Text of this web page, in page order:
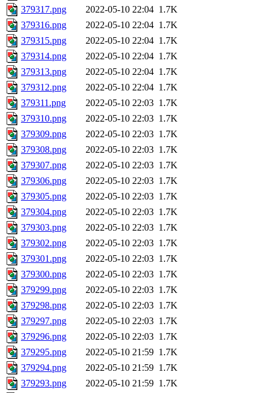
379317.png
2022-05-10 22:04 1.7K
379316.png
2022-05-10 22:04 1.7K
379315.png
2022-05-10 22:04 1.7K
379314.png
2022-05-10 22:04 1.7K
379313.png
2022-05-10 22:04 1.7K
379312.png
2022-05-10 22:04 1.7K
379311.png
2022-05-10 22:03 1.7K
379310.png
2022-05-10 22:03 1.7K
379309.png
2022-05-10 22:03 1.7K
379308.png
2022-05-10 22:03 1.7K
379307.png
2022-05-10 22:03 1.7K
379306.png
2022-05-10 22:03 1.7K
379305.png
2022-05-10 22:03 1.7K
379304.png
2022-05-10 22:03 1.7K
379303.png
2022-05-10 22:03 1.7K
379302.png
2022-05-10 22:03 1.7K
379301.png
2022-05-10 22:03 1.7K
379300.png
2022-05-10 22:03 1.7K
379299.png
2022-05-10 22:03 1.7K
379298.png
2022-05-10 22:03 1.7K
379297.png
2022-05-10 22:03 1.7K
379296.png
2022-05-10 22:03 1.7K
379295.png
2022-05-10 21:59 1.7K
379294.png
2022-05-10 21:59 1.7K
379293.png
2022-05-10 21:59 1.7K